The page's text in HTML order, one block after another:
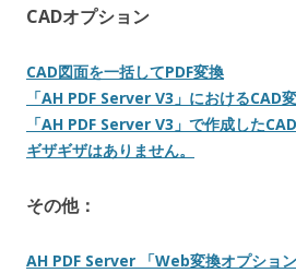
CADオプション
CAD図面を一括してPDF変換
「AH PDF Server V3」におけるCAD
「AH PDF Server V3」で作成した
ギザギザはありません。
その他：
AH PDF Server 「Web変換オプショ